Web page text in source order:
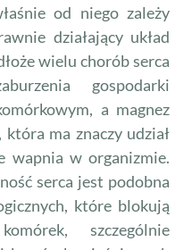
od niego zależy
działający układ
wielu chorób serca
gospodarki
a magnez
ma znaczy udział
wapnia w organizmie.
serca jest podobna
które blokują
szczególnie